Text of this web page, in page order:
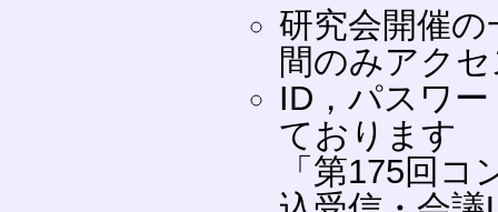
研究会開催
間のみアク
ID，パスワ
ております
「第175回